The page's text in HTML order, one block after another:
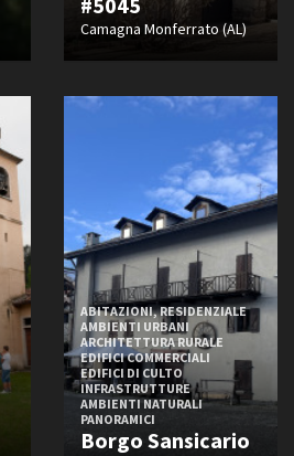
Camagna Monferrato (AL)
ABITAZIONI, RESIDENZIALE
AMBIENTI URBANI
ARCHITETTURA RURALE
EDIFICI COMMERCIALI
EDIFICI DI CULTO
INFRASTRUTTURE
AMBIENTI NATURALI
PANORAMICI
Borgo Sansicario